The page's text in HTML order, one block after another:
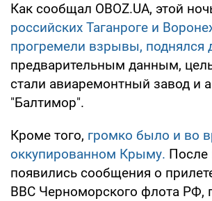
Как сообщал OBOZ.UA, этой
российских Таганроге и
прогремели взрывы, поднялся
предварительным данным,
стали авиаремонтный завод и
"Балтимор".
Кроме того, громко было и во
оккупированном Крыму. После
появились сообщения о
ВВС Черноморского флота РФ,